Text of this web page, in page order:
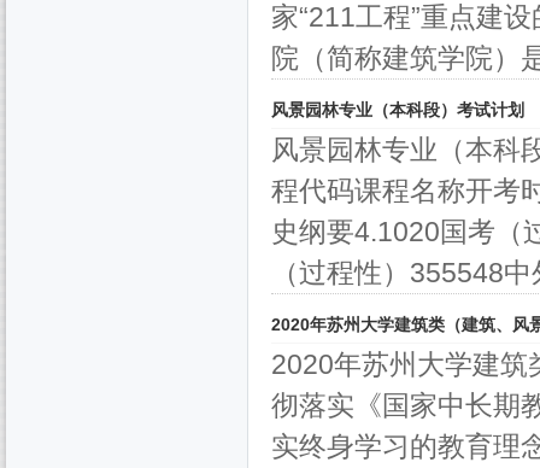
家“211工程”重点建
院（简称建筑学院）
风景园林专业（本科段）考试计划
风景园林专业（本科
程代码课程名称开考
史纲要4.1020国考（
（过程性）355548
2020年苏州大学建筑类（建筑、风
2020年苏州大学建筑
彻落实《国家中长期
实终身学习的教育理